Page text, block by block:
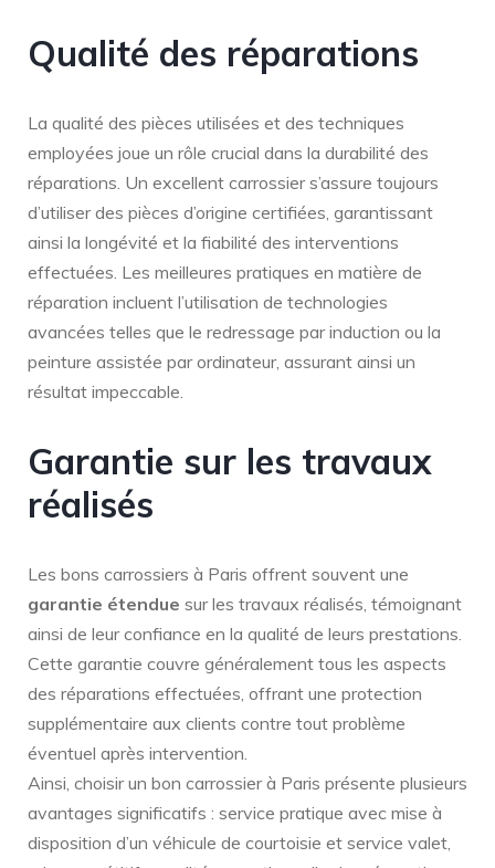
Qualité des réparations
La qualité des pièces utilisées et des techniques
employées joue un rôle crucial dans la durabilité des
réparations. Un excellent carrossier s’assure toujours
d’utiliser des pièces d’origine certifiées, garantissant
ainsi la longévité et la fiabilité des interventions
effectuées. Les meilleures pratiques en matière de
réparation incluent l’utilisation de technologies
avancées telles que le redressage par induction ou la
peinture assistée par ordinateur, assurant ainsi un
résultat impeccable.
Garantie sur les travaux
réalisés
Les bons carrossiers à Paris offrent souvent une
garantie étendue sur les travaux réalisés, témoignant
ainsi de leur confiance en la qualité de leurs prestations.
Cette garantie couvre généralement tous les aspects
des réparations effectuées, offrant une protection
supplémentaire aux clients contre tout problème
éventuel après intervention.
Ainsi, choisir un bon carrossier à Paris présente plusieurs
avantages significatifs : service pratique avec mise à
disposition d’un véhicule de courtoisie et service valet,